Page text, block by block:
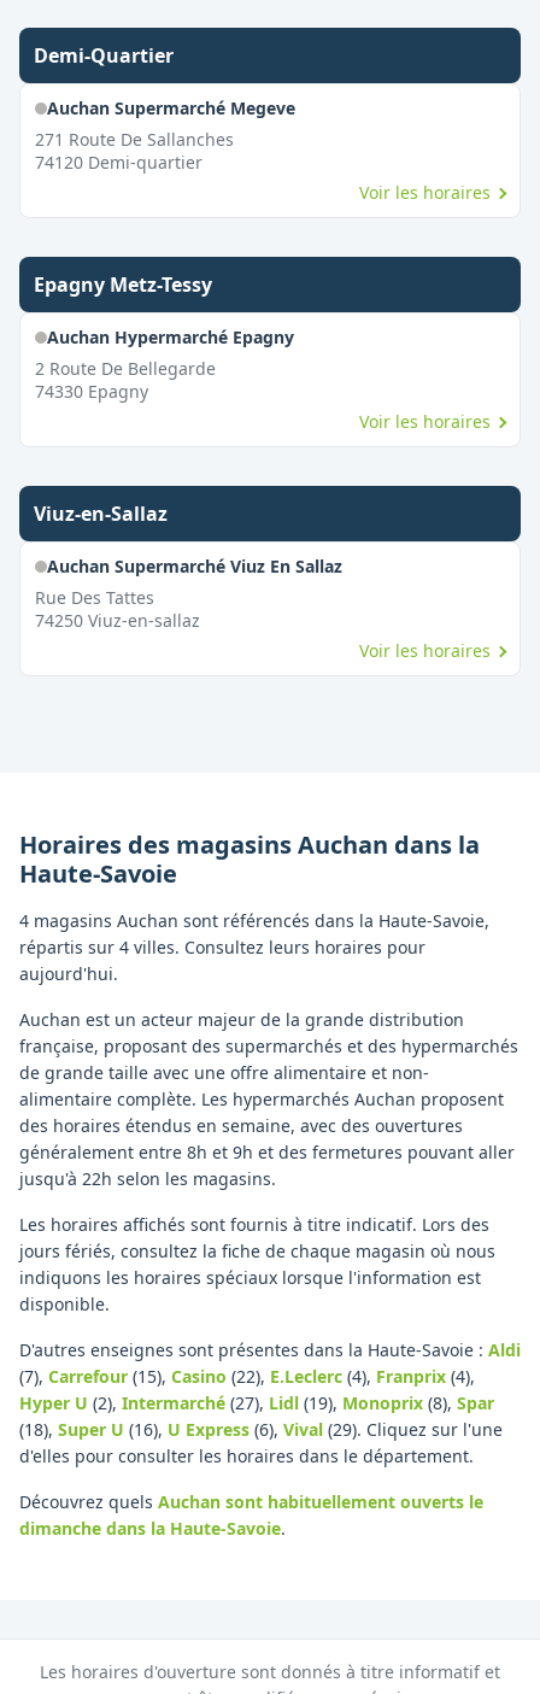
Demi-Quartier
Auchan Supermarché Megeve
271 Route De Sallanches
74120 Demi-quartier
Voir les horaires
Epagny Metz-Tessy
Auchan Hypermarché Epagny
2 Route De Bellegarde
74330 Epagny
Voir les horaires
Viuz-en-Sallaz
Auchan Supermarché Viuz En Sallaz
Rue Des Tattes
74250 Viuz-en-sallaz
Voir les horaires
Horaires des magasinsAuchan dans la
Haute-Savoie
4 magasins Auchan sont référencés dans la Haute-Savoie,
répartis sur 4 villes. Consultez leurs horaires pour
aujourd'hui.
Auchan est un acteur majeur de la grande distribution
française, proposant des supermarchés et des hypermarchés
de grande taille avec une offre alimentaire et non-
alimentaire complète. Les hypermarchés Auchan proposent
des horaires étendus en semaine, avec des ouvertures
généralement entre 8h et 9h et des fermetures pouvant aller
jusqu'à 22h selon les magasins.
Les horaires affichés sont fournis à titre indicatif. Lors des
jours fériés, consultez la fiche de chaque magasin où nous
indiquons les horaires spéciaux lorsque l'information est
disponible.
D'autres enseignes sont présentes dans la Haute-Savoie : Aldi
(7), Carrefour (15), Casino (22), E.Leclerc (4), Franprix (4),
Hyper U (2), Intermarché (27), Lidl (19), Monoprix (8), Spar
(18), Super U (16), U Express (6), Vival (29). Cliquez sur l'une
d'elles pour consulter les horaires dans le département.
Découvrez quels Auchan sont habituellement ouverts le
dimanche dans la Haute-Savoie.
Les horaires d'ouverture sont donnés à titre informatif et